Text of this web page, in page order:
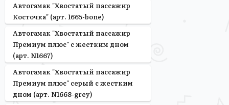
Автогамак "Хвостатый пассажир
Косточка" (арт. 1665-bone)
Автогамак "Хвостатый пассажир
Премиум плюс" с жестким дном
(арт. N1667)
Автогамак "Хвостатый пассажир
Премиум плюс" серый с жестким
дном (арт. N1668-grey)